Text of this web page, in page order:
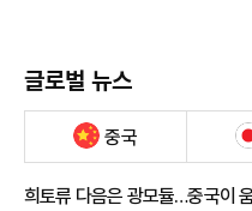
글로벌 뉴스
중국
희토류 다음은 광모듈…중국이